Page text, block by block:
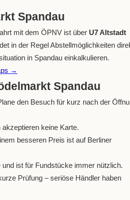
Spandau
mit dem ÖPNV ist über U7 Altstadt
in der Regel Abstellmöglichkeiten
in Spandau einkalkulieren.
→
Spandau
den Besuch für kurz nach der
keine Karte.
besseren Preis ist auf Berliner
ist für Fundstücke immer nützlich.
Prüfung – seriöse Händler haben